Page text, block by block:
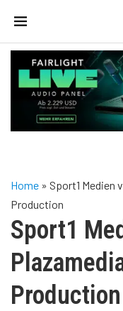
Home » Sport1 Medien
Production
Sport1
Production